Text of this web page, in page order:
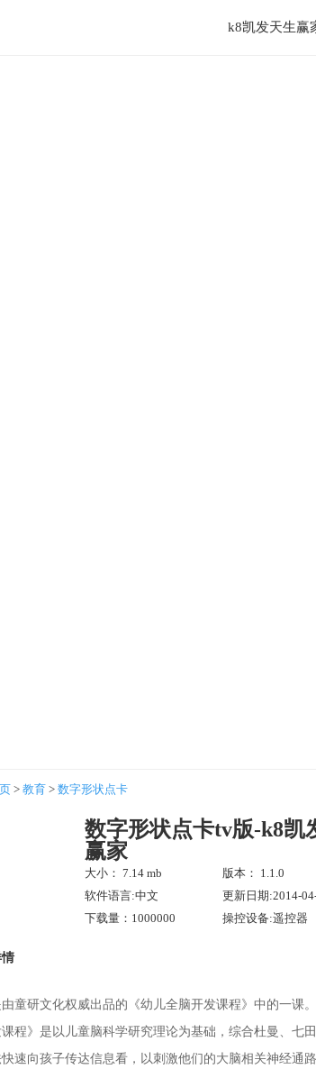
k8凯发天生赢
> 教育 > 数字形状点卡
数字形状点卡tv版-k8凯
赢家
大小： 7.14 mb
版本： 1.1.0
软件语言:中文
更新日期:2014-
下载量：1000000
操控设备:遥控器
童研文化权威出品的《幼儿全脑开发课程》中的一课。
课程》是以儿童脑科学研究理论为基础，综合杜曼、七
速向孩子传达信息看，以刺激他们的大脑相关神经通